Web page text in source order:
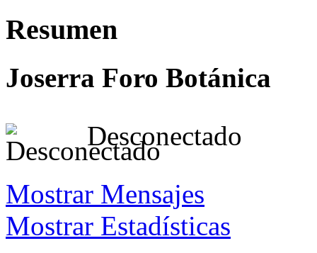
Resumen
Joserra Foro Botánica
Desconectado
Mostrar Mensajes
Mostrar Estadísticas